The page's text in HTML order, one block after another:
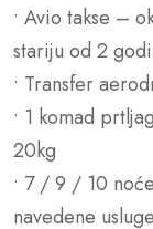
• Avio takse –
stariju od 2
• Transfer
• 1 komad
20kg
• 7 / 9 / 10
navedene usluge